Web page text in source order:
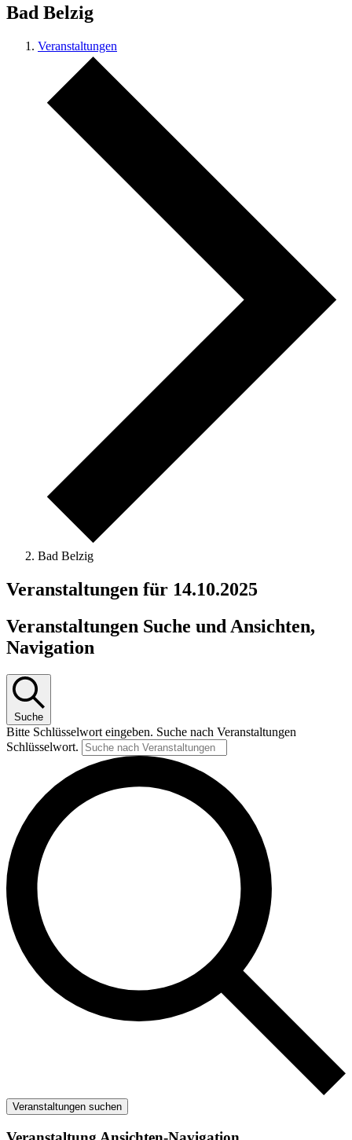
Bad Belzig
Veranstaltungen
Bad Belzig
Veranstaltungen für 14.10.2025
Veranstaltungen Suche und Ansichten,
Navigation
Suche
Bitte Schlüsselwort eingeben. Suche nach Veranstaltungen
Schlüsselwort.
Veranstaltungen suchen